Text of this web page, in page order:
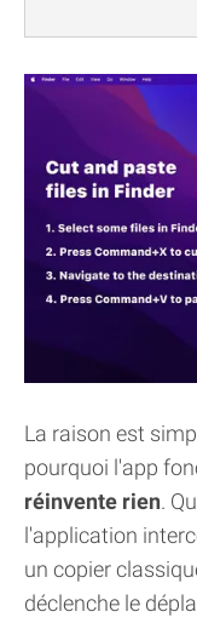
La raison est
pourquoi l'app
réinvente rien.
l'application
un copier
déclenche le